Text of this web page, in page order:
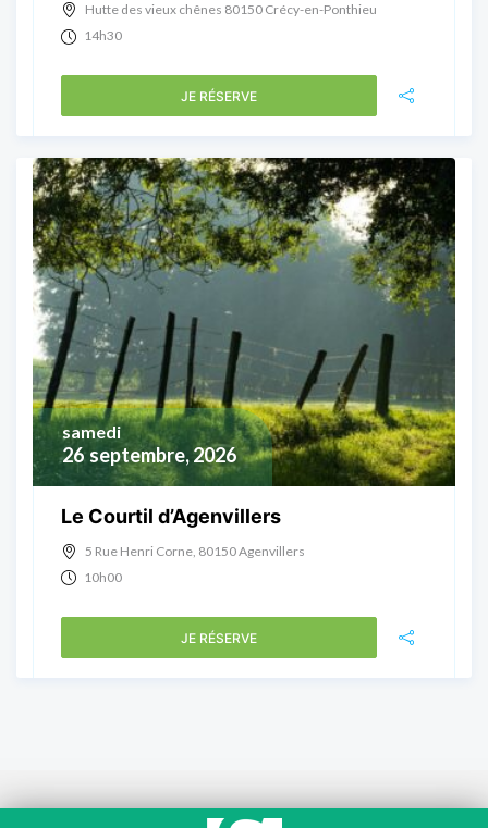
Hutte des vieux chênes 80150 Crécy-en-Ponthieu
14h30
JE RÉSERVE
26 septembre, 2026
samedi
Le Courtil d’Agenvillers
5 Rue Henri Corne, 80150 Agenvillers
10h00
JE RÉSERVE